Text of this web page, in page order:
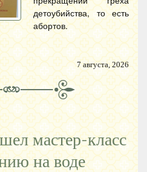
детоубийства, то есть
абортов.
7 августа, 2026
мастер-класс
на воде